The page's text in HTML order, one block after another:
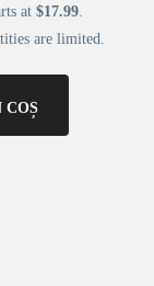
at $17.99.
are limited.
COȘ